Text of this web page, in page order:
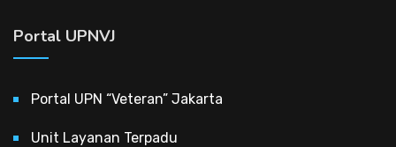
Portal UPNVJ
Portal UPN “Veteran” Jakarta
Unit Layanan Terpadu